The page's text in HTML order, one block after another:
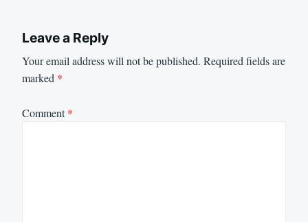
Leave a Reply
Your email address will not be published. Required fields are
marked *
Comment*